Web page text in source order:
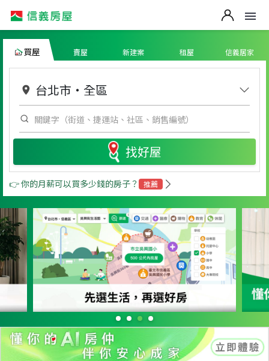
買屋 賣屋 新建案 租屋 信義居家
台北市 ・ 全區
找好屋
👉 你的月薪可以買多少錢的房子？ 推薦